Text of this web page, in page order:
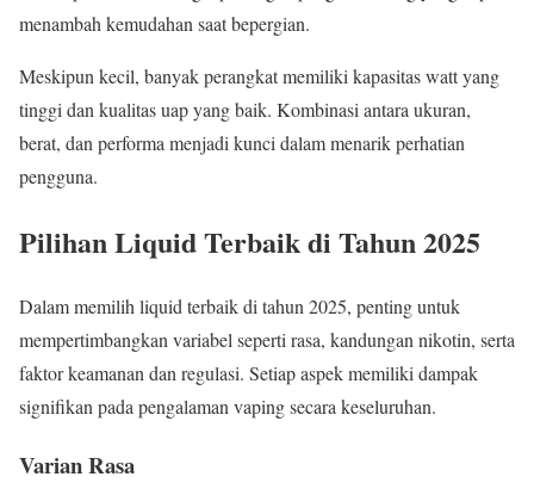
menambah kemudahan saat bepergian.
Meskipun kecil, banyak perangkat memiliki kapasitas watt yang
tinggi dan kualitas uap yang baik. Kombinasi antara ukuran,
berat, dan performa menjadi kunci dalam menarik perhatian
pengguna.
Pilihan Liquid Terbaik di Tahun 2025
Dalam memilih liquid terbaik di tahun 2025, penting untuk
mempertimbangkan variabel seperti rasa, kandungan nikotin, serta
faktor keamanan dan regulasi. Setiap aspek memiliki dampak
signifikan pada pengalaman vaping secara keseluruhan.
Varian Rasa